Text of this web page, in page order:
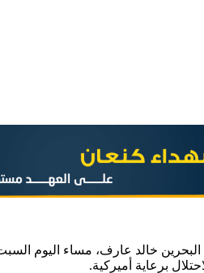
خالد عارف، مساء اليوم السبت،
برعاية أميركية.